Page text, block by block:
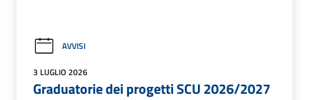
AVVISI
3 LUGLIO 2026
Graduatorie dei progetti SCU 2026/2027